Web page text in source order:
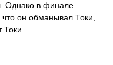
Однако в финале
что он обманывал Токи,
Токи